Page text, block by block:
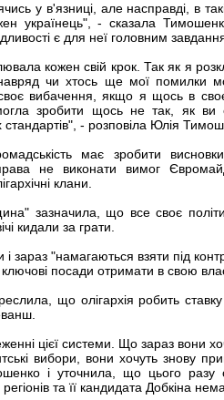
у в'язниці, але насправді, в
українець", - сказала
є для неї головним
кожен свій крок. Так як я
чи хтось ще мої помилки
вибачення, якщо я щось в
зробити щось не так, як ви
стандартів", - розповіла Юлія
має зробити
не виконати вимог
клани.
зазначила, що все своє
кидали за грати.
і зараз "намагаються взяти під
ключові посади отримати в свою
що олігархія робить
цієї системи. Що зараз вони
вибори, вони хочуть знову
і уточнила, що цього разу
та її кандидата Добкіна